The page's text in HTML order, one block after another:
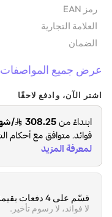
رمز EAN
‫العلامة التجارية
الضمان‬
عرض جميع المواصفات
اشتر الآن، وادفع لاحقًا
قسّم على 4 دفعات بقيمة
لا فوائد، لا رسوم تأخير.